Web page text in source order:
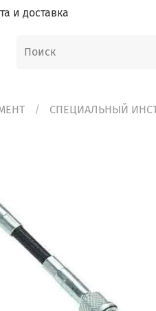
и доставка
СПЕЦИАЛЬНЫЙ